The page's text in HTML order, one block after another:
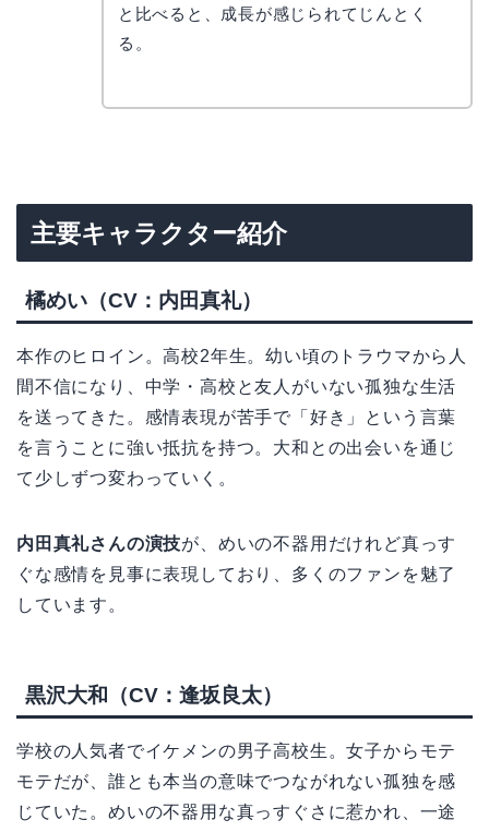
と比べると、成長が感じられてじんとく
る。
主要キャラクター紹介
橘めい（CV：内田真礼）
本作のヒロイン。高校2年生。幼い頃のトラウマから人
間不信になり、中学・高校と友人がいない孤独な生活
を送ってきた。感情表現が苦手で「好き」という言葉
を言うことに強い抵抗を持つ。大和との出会いを通じ
て少しずつ変わっていく。
内田真礼さんの演技が、めいの不器用だけれど真っす
ぐな感情を見事に表現しており、多くのファンを魅了
しています。
黒沢大和（CV：逢坂良太）
学校の人気者でイケメンの男子高校生。女子からモテ
モテだが、誰とも本当の意味でつながれない孤独を感
じていた。めいの不器用な真っすぐさに惹かれ、一途